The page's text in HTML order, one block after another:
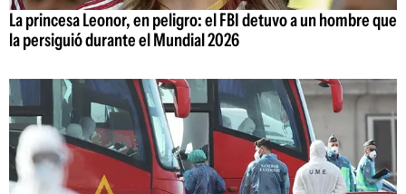
La princesa Leonor, en peligro: el FBI detuvo a un hombre que
la persiguió durante el Mundial 2026